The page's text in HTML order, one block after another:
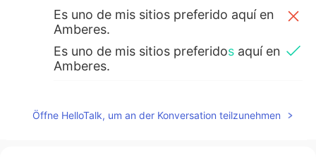
Es uno de mis sitios preferido aquí en
Amberes.
Es uno de mis sitios preferidos aquí en
Amberes.
😃
Öffne HelloTalk, um an der Konversation teilzunehmen